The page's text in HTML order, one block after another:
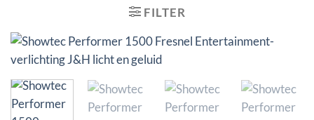
FILTER